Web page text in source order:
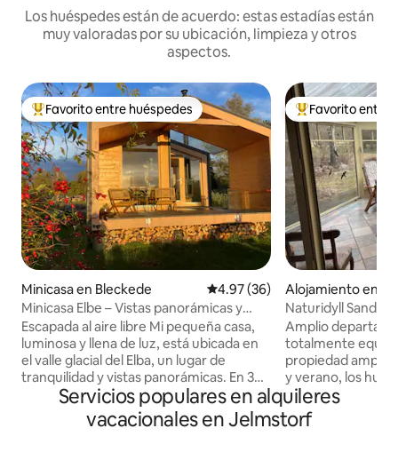
Los huéspedes están de acuerdo: estas estadías están
muy valoradas por su ubicación, limpieza y otros
aspectos.
Favorito entre huéspedes preferido
Favorito entre huéspedes
Minicasa en Bleckede Calificación promedio: 4.97 de
4.97 (36)
Minicasa Elbe – Vistas panorámicas y
tranquilidad
Escapada al aire libre Mi pequeña casa,
luminosa y llena de luz, está ubicada en
el valle glacial del Elba, un lugar de
tranquilidad y vistas panorámicas. En 30
metros cuadrados encontrará un
dormitorio con cama matrimonial, un
moderno baño con regadera de lluvia y
Favorito entre
Favorito entre
Alojamiento en
Naturidyll
vacacional con
Amplio
totalmente
propiedad amplia
y verano, los
disfrutar de los
desde la terraza
parrillada, y en
Servicios populares en alquileres
vacacionales en Jelmstorf